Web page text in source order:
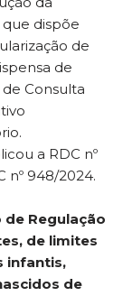
que dispõe
de
de
Consulta
a RDC nº
nº 948/2024.
Regulação
de limites
infantis,
de